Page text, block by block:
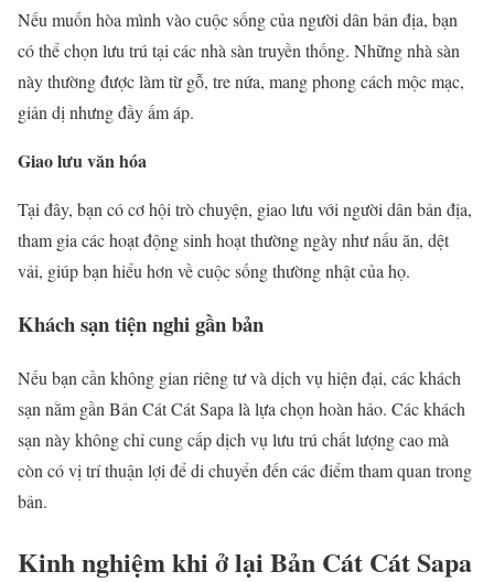
Nếu muốn hòa mình vào cuộc sống của người dân bản địa, bạn
có thể chọn lưu trú tại các nhà sàn truyền thống. Những nhà sàn
này thường được làm từ gỗ, tre nứa, mang phong cách mộc mạc,
giản dị nhưng đầy ấm áp.
Giao lưu văn hóa
Tại đây, bạn có cơ hội trò chuyện, giao lưu với người dân bản địa,
tham gia các hoạt động sinh hoạt thường ngày như nấu ăn, dệt
vải, giúp bạn hiểu hơn về cuộc sống thường nhật của họ.
Khách sạn tiện nghi gần bản
Nếu bạn cần không gian riêng tư và dịch vụ hiện đại, các khách
sạn nằm gần Bản Cát Cát Sapa là lựa chọn hoàn hảo. Các khách
sạn này không chỉ cung cấp dịch vụ lưu trú chất lượng cao mà
còn có vị trí thuận lợi để di chuyển đến các điểm tham quan trong
bản.
Kinh nghiệm khi ở lại Bản Cát Cát Sapa